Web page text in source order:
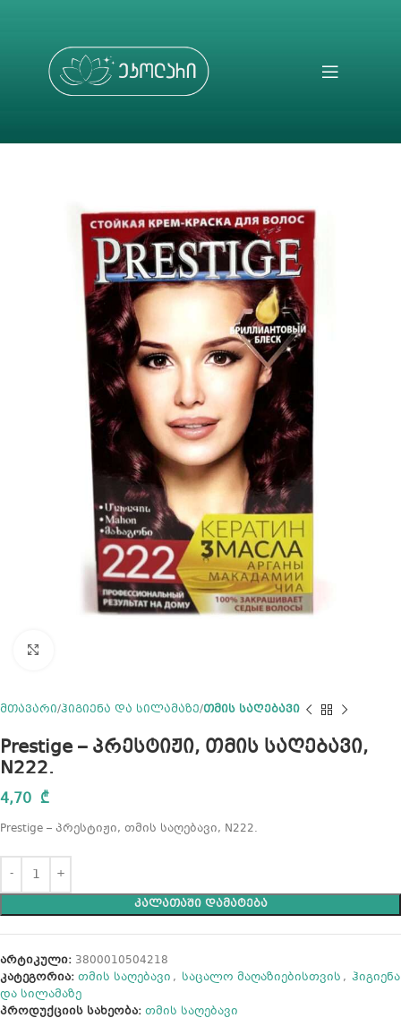
მთავარი ჰიგიენა და სილამაზე თმის საღებავი
Prestige – პრესტიჟი, თმის საღებავი,
N222.
4,70 ₾
Prestige – პრესტიჟი, თმის საღებავი, N222.
ᲙᲐᲚᲐᲗᲐᲨᲘ ᲓᲐᲛᲐᲢᲔᲑᲐ
არტიკული: 3800010504218
კატეგორია: თმის საღებავი , საცალო მაღაზიებისთვის , ჰიგიენა
და სილამაზე
პროდუქციის სახეობა: თმის საღებავი